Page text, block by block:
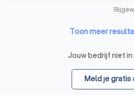
Toon meer
Jouw bedrijf niet
Meld je gratis